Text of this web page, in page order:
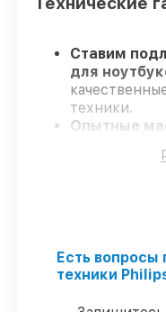
Ставим
для
техники.
Опытные
надёжность
услуги и
Есть вопросы
техники